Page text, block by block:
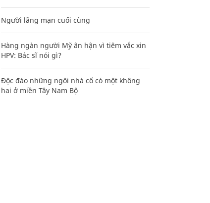
Người lãng mạn cuối cùng
Hàng ngàn người Mỹ ân hận vì tiêm vắc xin
HPV: Bác sĩ nói gì?
Độc đáo những ngôi nhà cổ có một không
hai ở miền Tây Nam Bộ